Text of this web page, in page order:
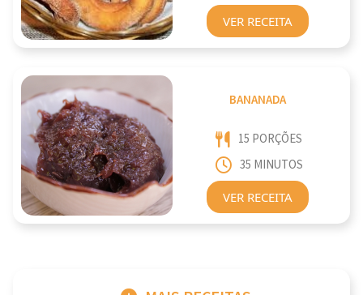
VER RECEITA
BANANADA
15 PORÇÕES
35 MINUTOS
VER RECEITA